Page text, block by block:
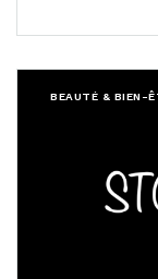
BEAUTÉ & BIEN-